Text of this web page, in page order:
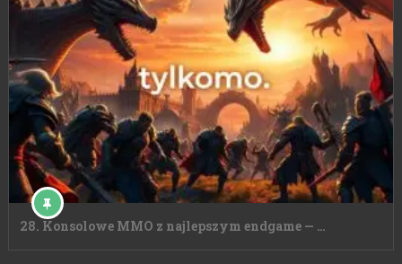
28. Konsolowe MMO z najlepszym endgame — …